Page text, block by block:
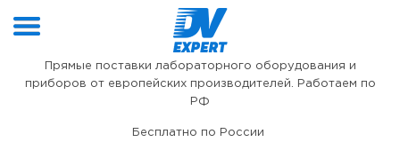
Прямые поставки лабораторного оборудования и
приборов от европейских производителей. Работаем по
РФ
Бесплатно по России